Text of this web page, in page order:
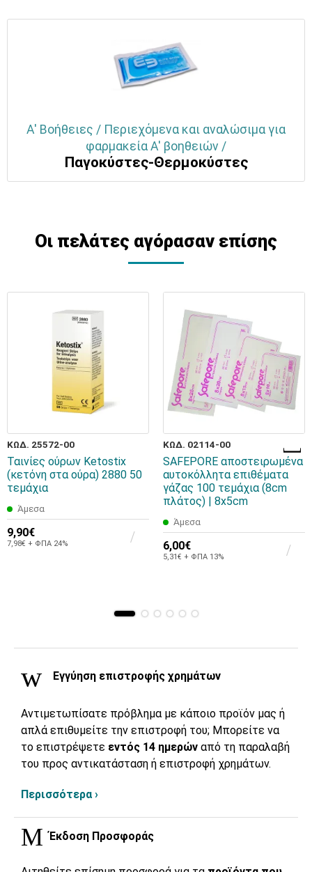
Α' Βοήθειες / Περιεχόμενα και αναλώσιμα για
φαρμακεία Α' βοηθειών /
Παγοκύστες-Θερμοκύστες
Οι πελάτες αγόρασαν επίσης
ΚΩΔ. 25572-00
Ταινίες ούρων Ketostix
(κετόνη στα ούρα) 2880 50
τεμάχια
Άμεσα
9,90€
7,98€ + ΦΠΑ 24%
ΚΩΔ. 02114-00
SAFEPORE αποστειρωμένα
αυτοκόλλητα επιθέματα
γάζας 100 τεμάχια (8cm
πλάτος) | 8x5cm
Άμεσα
6,00€
5,31€ + ΦΠΑ 13%
Εγγύηση επιστροφής χρημάτων
Αντιμετωπίσατε πρόβλημα με κάποιο προϊόν μας ή
απλά επιθυμείτε την επιστροφή του; Μπορείτε να
το επιστρέψετε εντός 14 ημερών από τη παραλαβή
του προς αντικατάσταση ή επιστροφή χρημάτων.
Περισσότερα ›
Έκδοση Προσφοράς